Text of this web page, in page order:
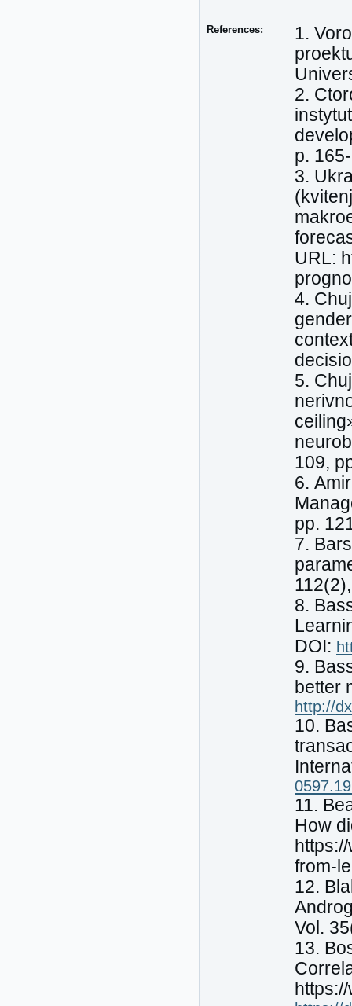
References:
1.
2.
р.
3.
URL:
4.
5.
109,
6.
рр.
7.
8.
DOI:
9.
better
http://
10.
11.
How
from-
12.
Vol.
13.